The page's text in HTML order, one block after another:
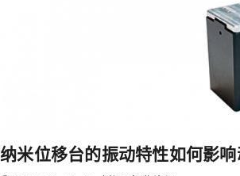
纳米位移台的振动特性如何影响